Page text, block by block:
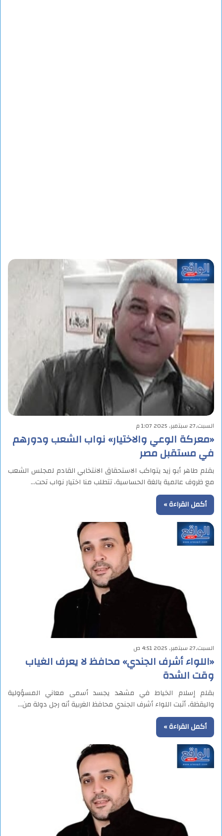
السبت,27 سبتمبر, 2025 1:07 م
«معركة الوعي والاختيار» نواب الشعب ودورهم
في مستقبل مصر
بقلم طاهر أبو زيد يتواكب الاستحقاق الانتخابي القادم لمجلس الشعب
مع ظروف عالمية بالغة الحساسية، تتطلب منا اختيار نواب تحت…
أكمل القراءة »
السبت,27 سبتمبر, 2025 4:51 ص
«اللواء أشرف الجندي» محافظ لا يعرف الغياب
وقت الشدة
بقلم إسلام الخياط في مشهد يجسد أسمى معاني المسؤولية
واليقظة، أثبت اللواء أشرف الجندي محافظ الغربية أنه رجل دولة من…
أكمل القراءة »